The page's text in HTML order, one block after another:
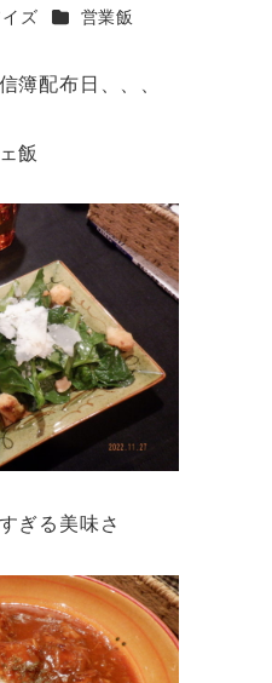
ズ カテゴリー
営業飯
簿配布日、、、
飯
ぎる美味さ